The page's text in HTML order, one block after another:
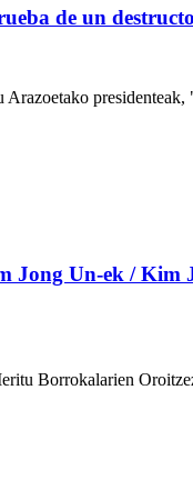
de un
Jong Un-ek / Kim
Borrokalarien